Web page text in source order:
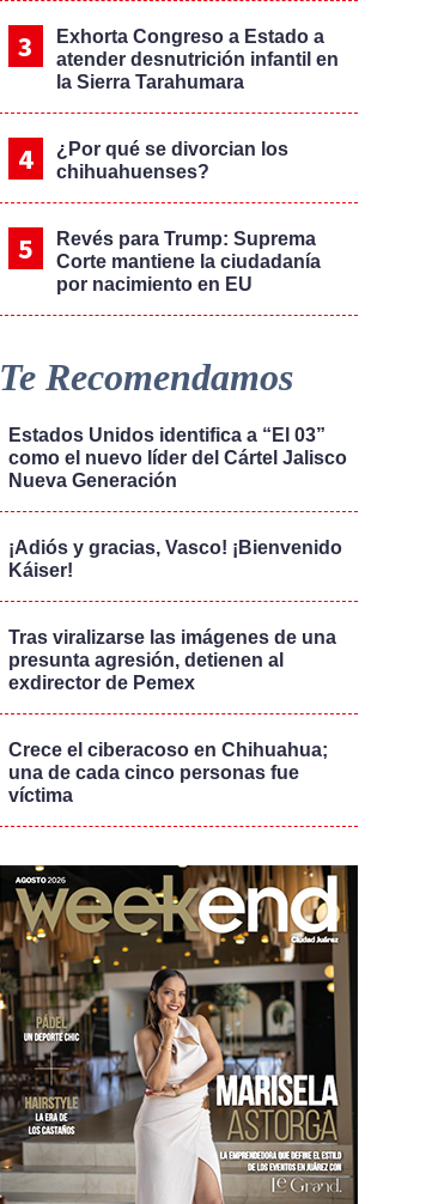
Exhorta Congreso a Estado a
atender desnutrición infantil en
la Sierra Tarahumara
¿Por qué se divorcian los
chihuahuenses?
Revés para Trump: Suprema
Corte mantiene la ciudadanía
por nacimiento en EU
Te Recomendamos
Estados Unidos identifica a “El 03”
como el nuevo líder del Cártel Jalisco
Nueva Generación
¡Adiós y gracias, Vasco! ¡Bienvenido
Káiser!
Tras viralizarse las imágenes de una
presunta agresión, detienen al
exdirector de Pemex
Crece el ciberacoso en Chihuahua;
una de cada cinco personas fue
víctima